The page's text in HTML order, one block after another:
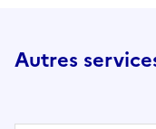
Autres